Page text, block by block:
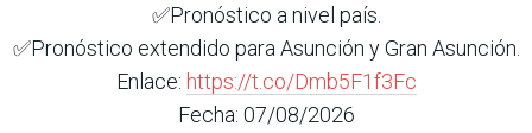
✅Pronóstico a nivel país.
✅Pronóstico extendido para Asunción y Gran Asunción.
Enlace: https://t.co/Dmb5F1f3Fc
Fecha: 07/08/2026